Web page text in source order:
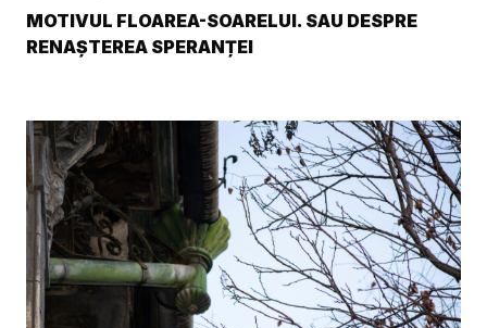
MOTIVUL FLOAREA-SOARELUI. SAU DESPRE
RENAȘTEREA SPERANȚEI